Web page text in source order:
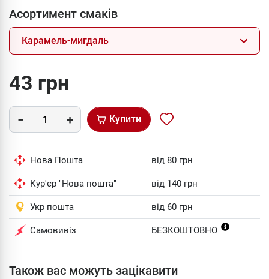
Асортимент смаків
Карамель-мигдаль
43 грн
Купити
Нова Пошта від 80 грн
Кур'єр "Нова пошта" від 140 грн
Укр пошта від 60 грн
Самовивіз БЕЗКОШТОВНО
Також вас можуть зацікавити